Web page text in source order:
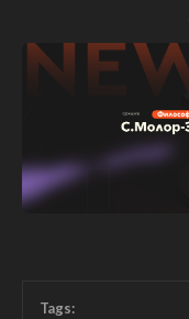
Tags: